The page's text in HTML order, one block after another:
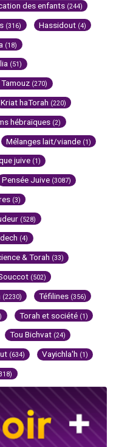
des enfants (244)
(316) Hassidout (4)
(18)
(51)
(270)
Kriat haTorah (220)
hébraïques (2)
Mélanges lait/viande (1)
juive (1)
Pensée Juive (3087)
(3)
(528)
(4)
& Torah (33)
(502)
(2230) Téfilines (356)
Torah et société (1)
Tou Bichvat (24)
(634) Vayichla'h (1)